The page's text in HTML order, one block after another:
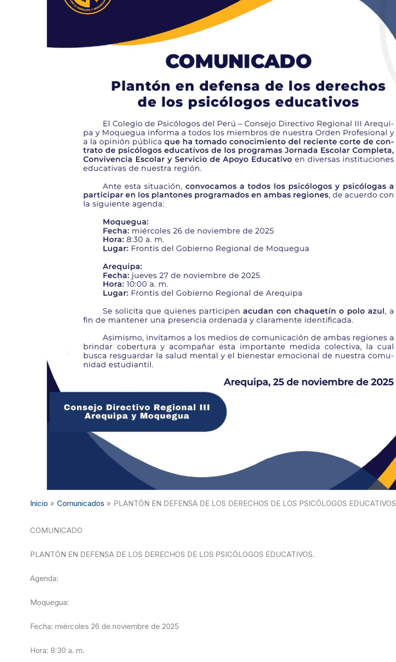
Inicio Comunicados PLANTÓN EN DEFENSA DE LOS DERECHOS DE LOS PSICÓLOGOS EDUCATIVOS
COMUNICADO
PLANTÓN EN DEFENSA DE LOS DERECHOS DE LOS PSICÓLOGOS EDUCATIVOS.
Agenda:
Moquegua:
Fecha: miércoles 26 de noviembre de 2025
Hora: 8:30 a. m.